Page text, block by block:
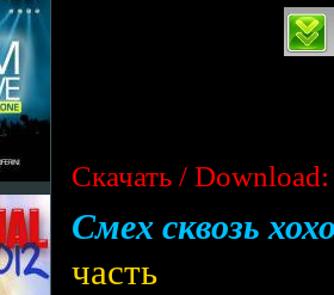
Скачать / Download:
Смех сквозь
часть